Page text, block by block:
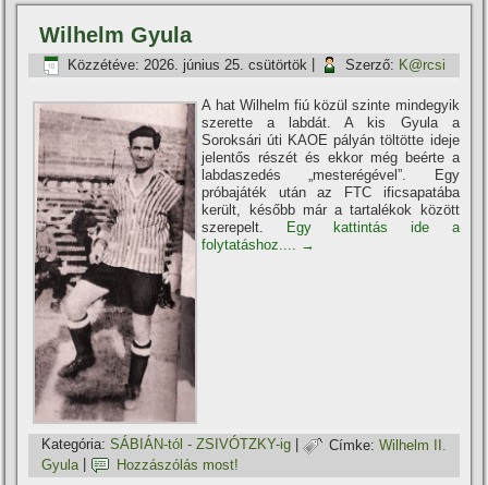
Wilhelm Gyula
Közzétéve: 2026. június 25. csütörtök Szerző: K@rcsi
A hat Wilhelm fiú közül szinte mindegyik
szerette a labdát. A kis Gyula a
Soroksári úti KAOE pályán töltötte ideje
jelentős részét és ekkor még beérte a
labdaszedés „mesterégével”. Egy
próbajáték után az FTC ificsapatába
került, később már a tartalékok között
szerepelt.
Egy kattintás ide a
folytatáshoz.... →
Kategória: SÁBIÁN-tól - ZSIVÓTZKY-ig | Címke: Wilhelm II.
Gyula
Hozzászólás most!